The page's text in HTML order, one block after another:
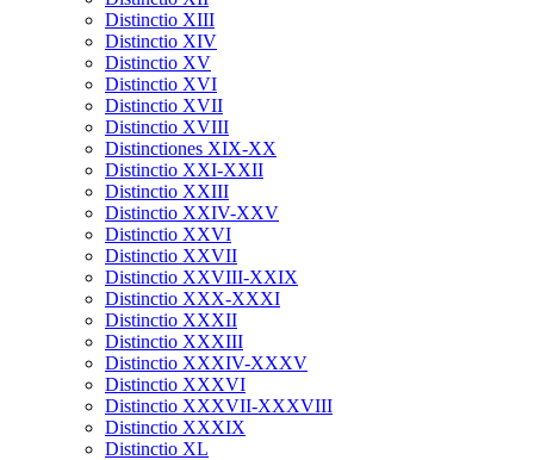
Distinctio XIII
Distinctio XIV
Distinctio XV
Distinctio XVI
Distinctio XVII
Distinctio XVIII
Distinctiones XIX-XX
Distinctio XXI-XXII
Distinctio XXIII
Distinctio XXIV-XXV
Distinctio XXVI
Distinctio XXVII
Distinctio XXVIII-XXIX
Distinctio XXX-XXXI
Distinctio XXXII
Distinctio XXXIII
Distinctio XXXIV-XXXV
Distinctio XXXVI
Distinctio XXXVII-XXXVIII
Distinctio XXXIX
Distinctio XL